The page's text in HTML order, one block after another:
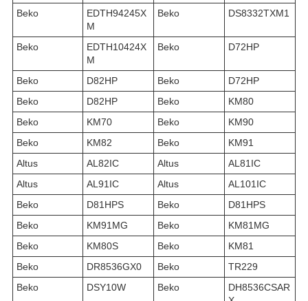
Beko
EDTH94245X
M
Beko DS8332TXM1
Beko
EDTH10424X
M
Beko D72HP
Beko D82HP Beko
D72HP
Beko
D82HP Beko
KM80
Beko
KM70 Beko
KM90
Beko
KM82 Beko
KM91
Altus
AL82IC Altus
AL81IC
Altus
AL91IC Altus
AL101IC
Beko
D81HPS Beko
D81HPS
Beko
KM91MG Beko
KM81MG
Beko
KM80S Beko
KM81
Beko
DR8536GX0 Beko
TR229
Beko
DSY10W Beko
DH8536CSAR